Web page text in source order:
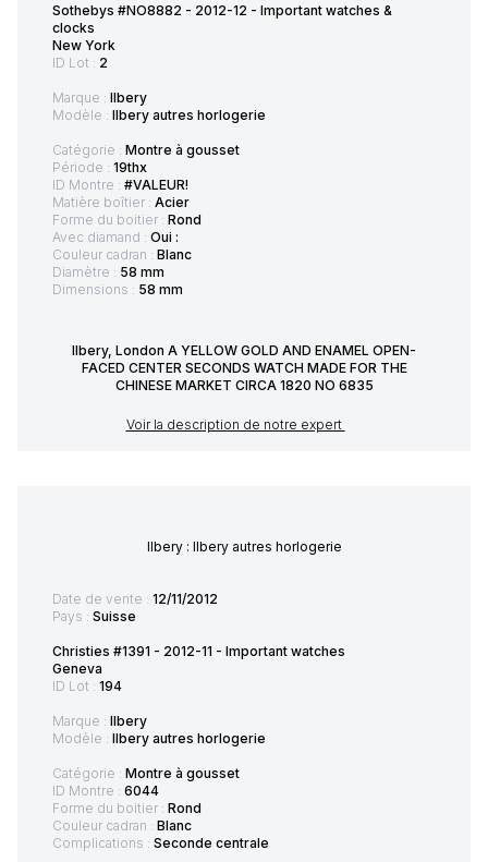
Sothebys #NO8882 - 2012-12 - Important watches &
clocks
New York
ID Lot : 2
Marque : Ilbery
Modèle : Ilbery autres horlogerie
Catégorie : Montre à gousset
Période : 19thx
ID Montre : #VALEUR!
Matière boîtier : Acier
Forme du boitier : Rond
Avec diamand : Oui :
Couleur cadran : Blanc
Diamètre : 58 mm
Dimensions : 58 mm
Ilbery, London A YELLOW GOLD AND ENAMEL OPEN-
FACED CENTER SECONDS WATCH MADE FOR THE
CHINESE MARKET CIRCA 1820 NO 6835
Voir la description de notre expert
Ilbery : Ilbery autres horlogerie
Date de vente : 12/11/2012
Pays : Suisse
Christies #1391 - 2012-11 - Important watches
Geneva
ID Lot : 194
Marque : Ilbery
Modèle : Ilbery autres horlogerie
Catégorie : Montre à gousset
ID Montre : 6044
Forme du boitier : Rond
Couleur cadran : Blanc
Complications : Seconde centrale